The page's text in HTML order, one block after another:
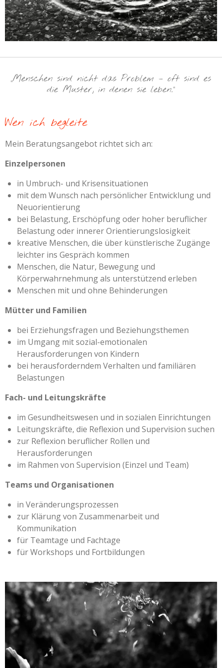
„Menschen sind nicht das Problem – oft sind es
die Muster, in denen sie leben.“
Wen ich begleite
Mein Beratungsangebot richtet sich an:
Einzelpersonen
in Umbruch- und Krisensituationen
mit dem Wunsch nach persönlicher Entwicklung und
Neuorientierung
bei Belastung, Erschöpfung oder hoher beruflicher
Belastung oder innerer Orientierungslosigkeit
kreative Menschen, die über künstlerische Zugänge
leichter ins Gespräch kommen
Menschen, die Natur, Bewegung und
Körperwahrnehmung als unterstützend erleben
Menschen mit und ohne Behinderungen
Mütter und Familien
bei Erziehungsfragen und Beziehungsthemen
im Umgang mit sozial-emotionalen
Herausforderungen von Kindern
bei herausforderndem Verhalten und familiären
Belastungen
Fach- und Leitungskräfte
im Gesundheitswesen und in sozialen Einrichtungen
Leitungskräfte, die Reflexion und Supervision suchen
zur Reflexion beruflicher Rollen und
Herausforderungen
im Rahmen von Supervision (Einzel und Team)
Teams und Organisationen
in Veränderungsprozessen
zur Klärung von Zusammenarbeit und
Kommunikation
für Teamtage und Fachtage
für Workshops und Fortbildungen